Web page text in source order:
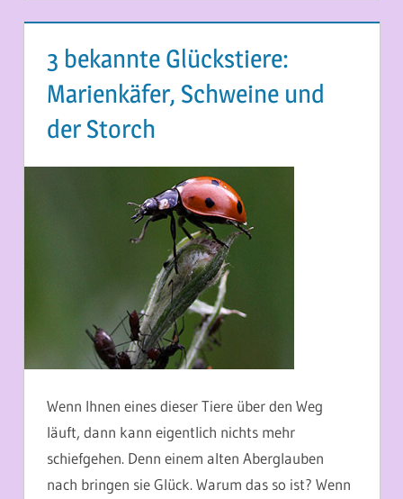
3 bekannte Glückstiere:
Marienkäfer, Schweine und
der Storch
29. MÄRZ 2014
MARTINA BERG
Wenn Ihnen eines dieser Tiere über den Weg
läuft, dann kann eigentlich nichts mehr
schiefgehen. Denn einem alten Aberglauben
nach bringen sie Glück. Warum das so ist? Wenn